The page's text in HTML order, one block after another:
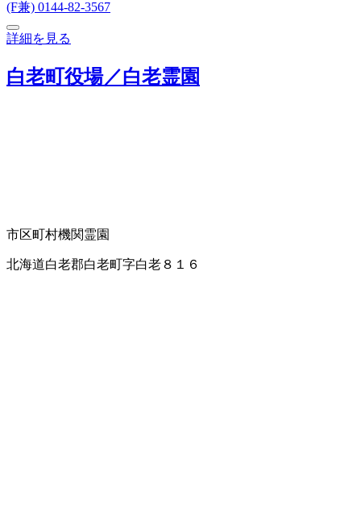
(F兼) 0144-82-3567
詳細を見る
白老町役場／白老霊園
市区町村機関霊園
北海道白老郡白老町字白老８１６